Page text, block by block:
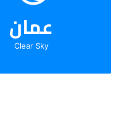
عمان
Clear Sky